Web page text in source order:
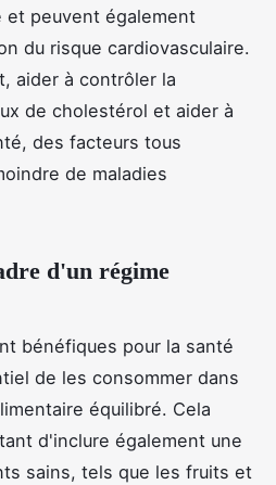
peuvent également
du risque cardiovasculaire.
aider à contrôler la
de cholestérol et aider à
des facteurs tous
de maladies
d'un régime
bénéfiques pour la santé
de les consommer dans
équilibré. Cela
d'inclure également une
sains, tels que les fruits et